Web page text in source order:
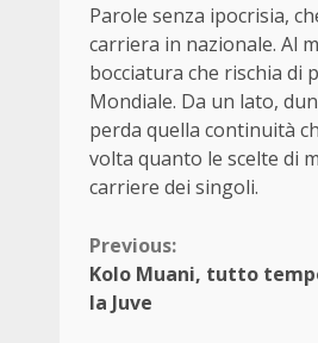
Parole senza ipocrisia,
carriera in nazionale. Al
bocciatura che rischia di
Mondiale. Da un lato,
perda quella continuità
volta quanto le scelte di
carriere dei singoli.
Continue
Reading
Previous:
Kolo Muani, tutto
la Juve